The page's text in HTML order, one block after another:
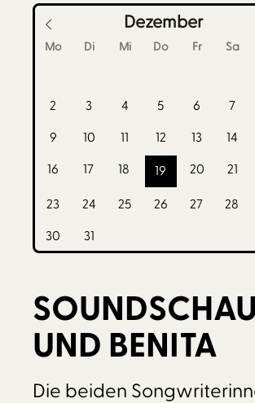
Dezember
Mo Di Mi Do Fr Sa
2
3 4 5 6 7
9
10 11 12 13 14
16
17 18 19 20 21
23 24 25 26 27 28
30
31
UND BENITA
Die beiden